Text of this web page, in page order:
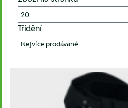
Třídění